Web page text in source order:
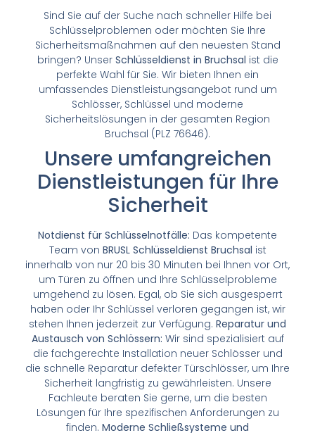
Sind Sie auf der Suche nach schneller Hilfe bei
Schlüsselproblemen oder möchten Sie Ihre
Sicherheitsmaßnahmen auf den neuesten Stand
bringen? Unser Schlüsseldienst in Bruchsal ist die
perfekte Wahl für Sie. Wir bieten Ihnen ein
umfassendes Dienstleistungsangebot rund um
Schlösser, Schlüssel und moderne
Sicherheitslösungen in der gesamten Region
Bruchsal (PLZ 76646).
Unsere umfangreichen
Dienstleistungen für Ihre
Sicherheit
Notdienst für Schlüsselnotfälle: Das kompetente
Team von BRUSL Schlüsseldienst Bruchsal ist
innerhalb von nur 20 bis 30 Minuten bei Ihnen vor Ort,
um Türen zu öffnen und Ihre Schlüsselprobleme
umgehend zu lösen. Egal, ob Sie sich ausgesperrt
haben oder Ihr Schlüssel verloren gegangen ist, wir
stehen Ihnen jederzeit zur Verfügung. Reparatur und
Austausch von Schlössern: Wir sind spezialisiert auf
die fachgerechte Installation neuer Schlösser und
die schnelle Reparatur defekter Türschlösser, um Ihre
Sicherheit langfristig zu gewährleisten. Unsere
Fachleute beraten Sie gerne, um die besten
Lösungen für Ihre spezifischen Anforderungen zu
finden. Moderne Schließsysteme und